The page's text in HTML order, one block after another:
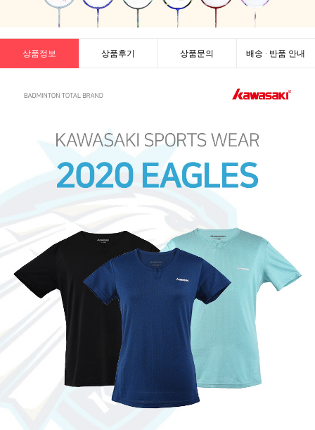
상품정보 상품후기 상품문의 배송 · 반품 안내